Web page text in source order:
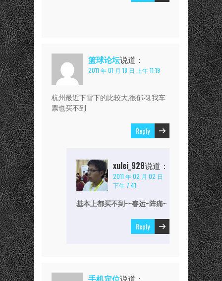
篮球论坛说道：
2011 年 01 月 18 日 上午 11:19
杭州最近下雪下的比较大,很郁闷,我车
票也买不到
Reply
xulei_928说道：
2011 年 02 月 02 日
下午 7:41
基本上都买不到~~春运~阵痛~
Reply
手机定位说道：